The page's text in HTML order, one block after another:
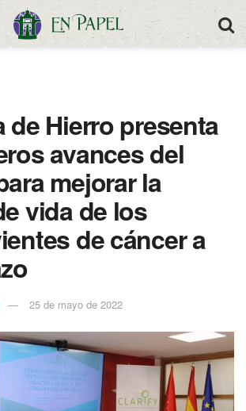
de Hierro presenta
avances del
mejorar la
vida de los
de cáncer a
25 de mayo de 2022